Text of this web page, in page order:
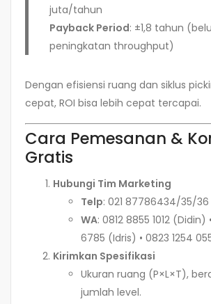
juta/tahun
Payback Period: ±1,8 tahun
peningkatan throughput)
Dengan efisiensi ruang dan siklus
cepat, ROI bisa lebih cepat tercapai.
Cara Pemesanan &
Gratis
Hubungi Tim Marketing
Telp: 021 87786434/35/36
WA: 0812 8855 1012 (Didin)
6785 (Idris) • 0823 1254
Kirimkan Spesifikasi
Ukuran ruang (P×L×T),
jumlah level.